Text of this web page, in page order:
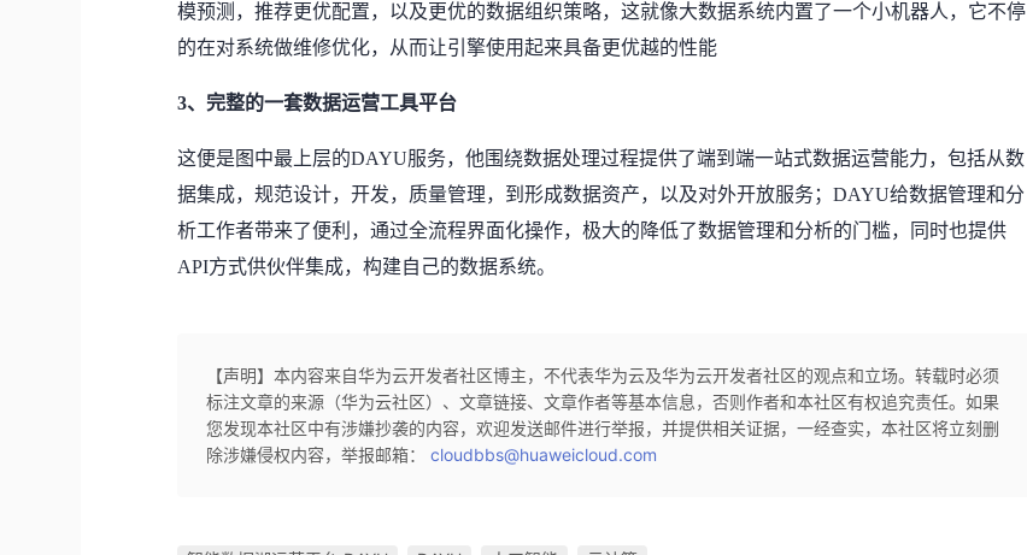
模预测，推荐更优配置，以及更优的数据组织策略，这就像大数据系统内置了一个小机器人，它不停
的在对系统做维修优化，从而让引擎使用起来具备更优越的性能
3、完整的一套数据运营工具平台
这便是图中最上层的DAYU服务，他围绕数据处理过程提供了端到端一站式数据运营能力，包括从数
据集成，规范设计，开发，质量管理，到形成数据资产，以及对外开放服务；DAYU给数据管理和分
析工作者带来了便利，通过全流程界面化操作，极大的降低了数据管理和分析的门槛，同时也提供
API方式供伙伴集成，构建自己的数据系统。
【声明】本内容来自华为云开发者社区博主，不代表华为云及华为云开发者社区的观点和立场。转载时必须
标注文章的来源（华为云社区）、文章链接、文章作者等基本信息，否则作者和本社区有权追究责任。如果
您发现本社区中有涉嫌抄袭的内容，欢迎发送邮件进行举报，并提供相关证据，一经查实，本社区将立刻删
除涉嫌侵权内容，举报邮箱：cloudbbs@huaweicloud.com